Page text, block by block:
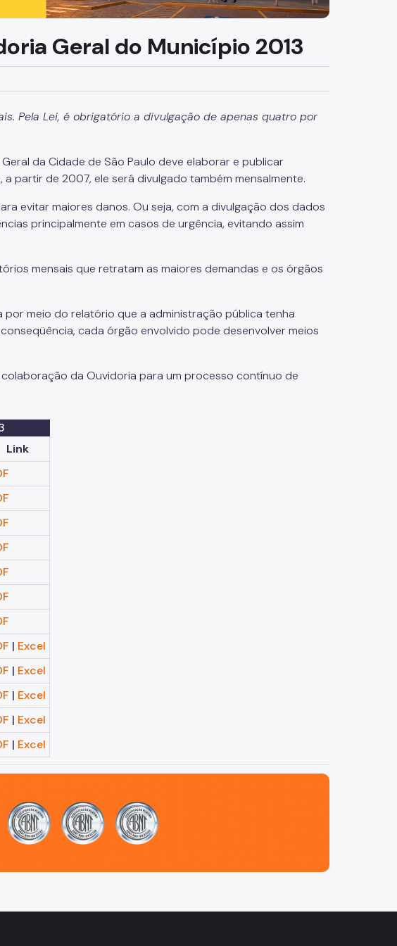
Geral do Município 2013
Pela Lei, é obrigatório a divulgação de apenas quatro por
da Cidade de São Paulo deve elaborar e publicar
partir de 2007, ele será divulgado também mensalmente.
evitar maiores danos. Ou seja, com a divulgação dos dados
principalmente em casos de urgência, evitando assim
mensais que retratam as maiores demandas e os órgãos
meio do relatório que a administração pública tenha
cada órgão envolvido pode desenvolver meios
da Ouvidoria para um processo contínuo de
Link
| Excel
| Excel
| Excel
| Excel
| Excel